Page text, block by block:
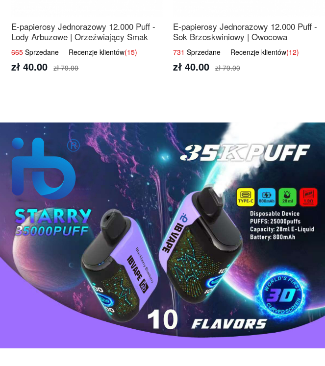
E-papierosy Jednorazowy 12.000 Puff -
Lody Arbuzowe | Orzeźwiający Smak
665 Sprzedane Recenzje klientów(15)
zł 40.00 zł 79.00
E-papierosy Jednorazowy 12.000 Puff -
Sok Brzoskwiniowy | Owocowa
Świeżość
731 Sprzedane Recenzje klientów(12)
zł 40.00 zł 79.00